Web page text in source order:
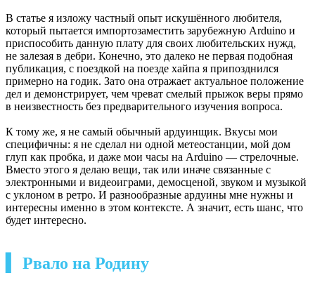
В статье я изложу частный опыт искушённого любителя,
который пытается импортозаместить зарубежную Arduino и
приспособить данную плату для своих любительских нужд,
не залезая в дебри. Конечно, это далеко не первая подобная
публикация, с поездкой на поезде хайпа я припозднился
примерно на годик. Зато она отражает актуальное положение
дел и демонстрирует, чем чреват смелый прыжок веры прямо
в неизвестность без предварительного изучения вопроса.
К тому же, я не самый обычный ардуинщик. Вкусы мои
специфичны: я не сделал ни одной метеостанции, мой дом
глуп как пробка, и даже мои часы на Arduino — стрелочные.
Вместо этого я делаю вещи, так или иначе связанные с
электронными и видеоиграми, демосценой, звуком и музыкой
с уклоном в ретро. И разнообразные ардуины мне нужны и
интересны именно в этом контексте. А значит, есть шанс, что
будет интересно.
▍ Рвало на Родину